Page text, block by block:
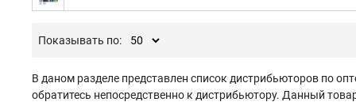
Показывать по:
В даном разделе представлен список дистрибьюторов по
обратитесь непосредственно к дистрибьютору. Данный